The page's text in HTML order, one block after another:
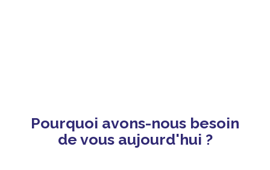
Pourquoi avons-nous besoin
de vous aujourd'hui ?